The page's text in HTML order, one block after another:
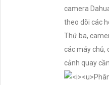
camera
theo dõi các
Thứ ba,
các máy chủ,
cảnh quay